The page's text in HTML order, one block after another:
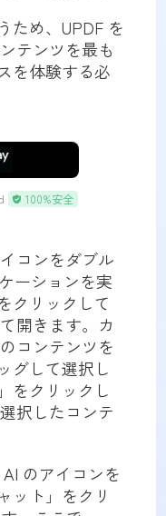
ため、UPDF を
テンツを最も
を体験する必
100%安全
コンをダブル
ーションを実
クリックして
開きます。カ
コンテンツを
グして選択し
をクリックし
択したコンテ
のアイコンを
ット」をクリ